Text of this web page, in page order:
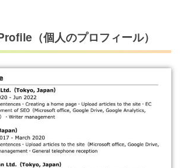
（個人のプロフィール）